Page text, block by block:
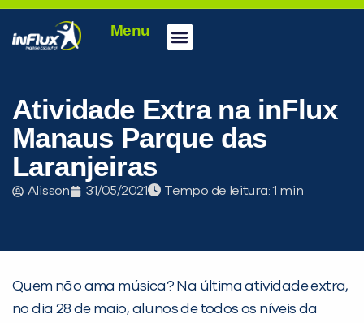
Menu
Atividade Extra na inFlux
Manaus Parque das
Laranjeiras
Alisson 31/05/2021 Tempo de leitura:
Quem não ama música? Na última atividade extra,
no dia 28 de maio, alunos de todos os níveis da
PEÇA UMA DEMONSTRAÇÃO DE MÉTODO